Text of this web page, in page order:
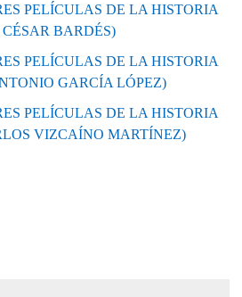
PELÍCULAS DE LA HISTORIA
CÉSAR BARDÉS)
PELÍCULAS DE LA HISTORIA
GARCÍA LÓPEZ)
PELÍCULAS DE LA HISTORIA
VIZCAÍNO MARTÍNEZ)